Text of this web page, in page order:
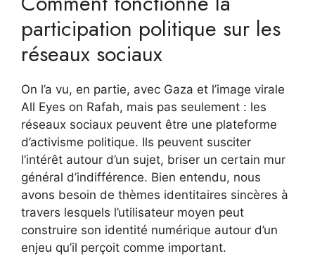
participation politique sur les
réseaux sociaux
On l’a vu, en partie, avec Gaza et l’image virale
All Eyes on Rafah, mais pas seulement : les
réseaux sociaux peuvent être une plateforme
d’activisme politique. Ils peuvent susciter
l’intérêt autour d’un sujet, briser un certain mur
général d’indifférence. Bien entendu, nous
avons besoin de thèmes identitaires sincères à
travers lesquels l’utilisateur moyen peut
construire son identité numérique autour d’un
enjeu qu’il perçoit comme important.